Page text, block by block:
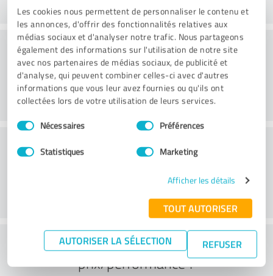
Les cookies nous permettent de personnaliser le contenu et
les annonces, d'offrir des fonctionnalités relatives aux
médias sociaux et d'analyser notre trafic. Nous partageons
également des informations sur l'utilisation de notre site
avec nos partenaires de médias sociaux, de publicité et
d'analyse, qui peuvent combiner celles-ci avec d'autres
informations que vous leur avez fournies ou qu'ils ont
collectées lors de votre utilisation de leurs services.
Sélection
du
Nécessaires Préférences
Statistiques Marketing
Afficher les détails
TOUT AUTORISER
AUTORISER LA SÉLECTION REFUSER
Conseil
Service à la clientèle
Que pensez-vous du rapport
prix/performance ?